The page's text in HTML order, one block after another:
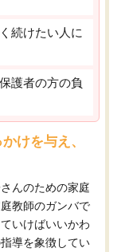
続けたい人に
護者の方の負
けを与え、
んのための家庭
教師のガンバで
いけばいいかわ
導を象徴してい